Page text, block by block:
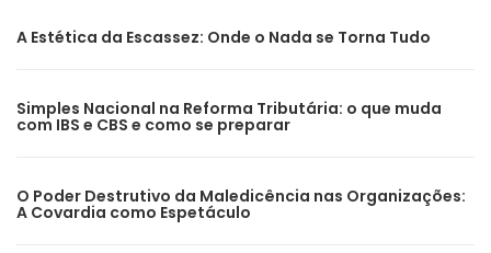
A Estética da Escassez: Onde o Nada se Torna Tudo
Simples Nacional na Reforma Tributária: o que muda
com IBS e CBS e como se preparar
O Poder Destrutivo da Maledicência nas Organizações:
A Covardia como Espetáculo